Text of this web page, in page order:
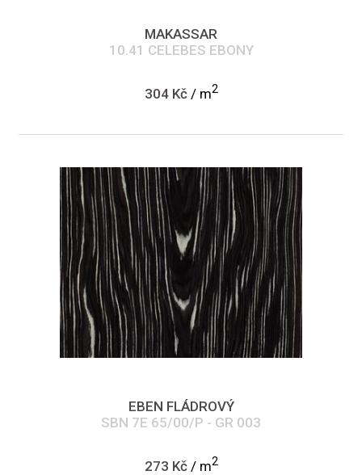
MAKASSAR
10.41 CELEBES EBONY
304 Kč/ m2
EBEN FLÁDROVÝ
SBN 7E 65/00/P - GR 003
273 Kč/ m2